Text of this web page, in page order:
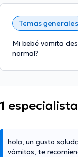
Temas generales
Mi bebé vomita
normal?
1
hola, un gusto
vómitos, te